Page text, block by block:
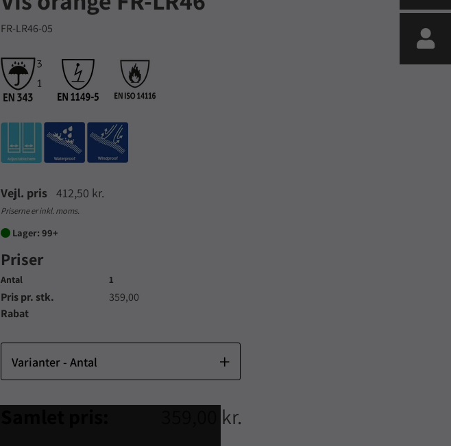
FR-LR46-05
Vejl. pris 412,50 kr.
Priserne er inkl. moms.
 Lager: 99+
Priser
Antal
Pris pr. stk.
Rabat
1
359,00
Varianter - Antal
359,00 kr.